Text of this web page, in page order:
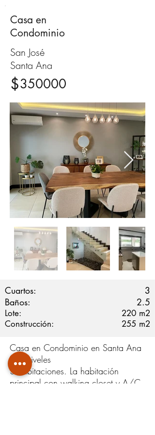
Casa en
Condominio
San José
Santa Ana
$350000
Cuartos:
Baños:
Lote:
Construcción:
3
2.5
220
255
m2
m2
Casa en Condominio en Santa Ana
Dos niveles
3 habitaciones. La habitación
principal con walking closet y A/C.